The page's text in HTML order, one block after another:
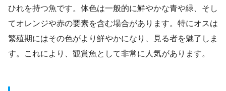
ひれを持つ魚です。体色は一般的に鮮やかな青や緑、そし
てオレンジや赤の要素を含む場合があります。特にオスは
繁殖期にはその色がより鮮やかになり、見る者を魅了しま
す。これにより、観賞魚として非常に人気があります。